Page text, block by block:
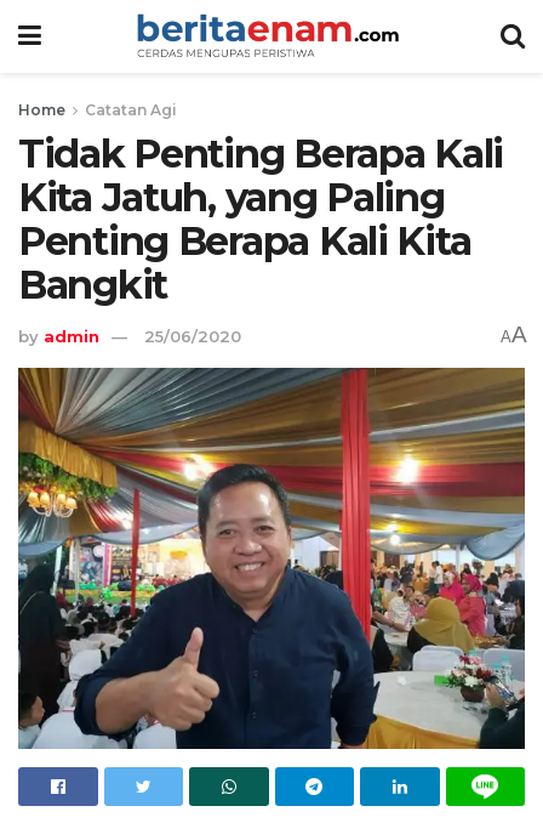
Home Catatan Agi
Tidak Penting Berapa Kali
Kita Jatuh, yang Paling
Penting Berapa Kali Kita
Bangkit
by admin 25/06/2020 AA